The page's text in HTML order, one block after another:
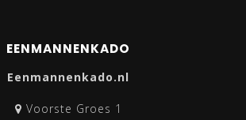
EENMANNENKADO
Eenmannenkado.nl
Voorste Groes 1